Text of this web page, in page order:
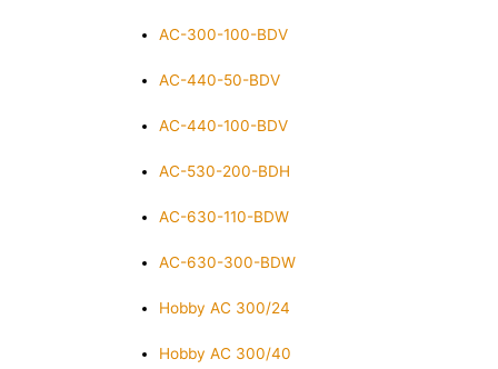
AC-300-100-BDV
AC-440-50-BDV
AC-440-100-BDV
AC-530-200-BDH
AC-630-110-BDW
AC-630-300-BDW
Hobby AC 300/24
Hobby AC 300/40